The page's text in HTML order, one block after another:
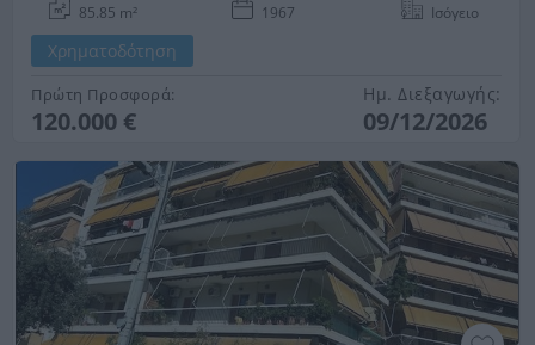
85.85 m² 1967 Ισόγειο
Χρηματοδότηση
Πρώτη Προσφορά:
120.000 €
Ημ. Διεξαγωγής:
09/12/2026